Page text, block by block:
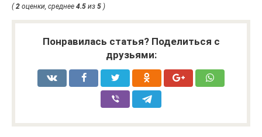
(2 оценки, среднее 4.5 из 5 )
Понравилась статья? Поделиться с
друзьями: